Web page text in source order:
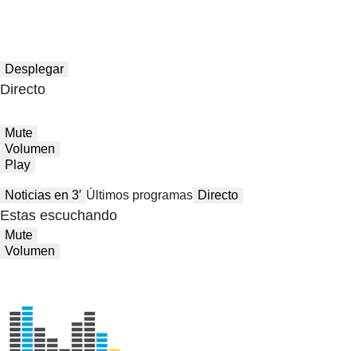
Desplegar
Directo
Mute
Volumen
Play
Noticias en 3′ Últimos programas Directo
Estas escuchando
Mute
Volumen